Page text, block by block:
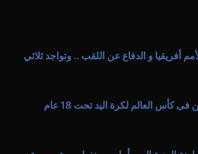
أفريقيا و الدفاع عن اللقب .. وتواجد ثلاثي
نتيجة مباراة مصر والصين فى كأس العالم لكرة اليد تحت 18 عام